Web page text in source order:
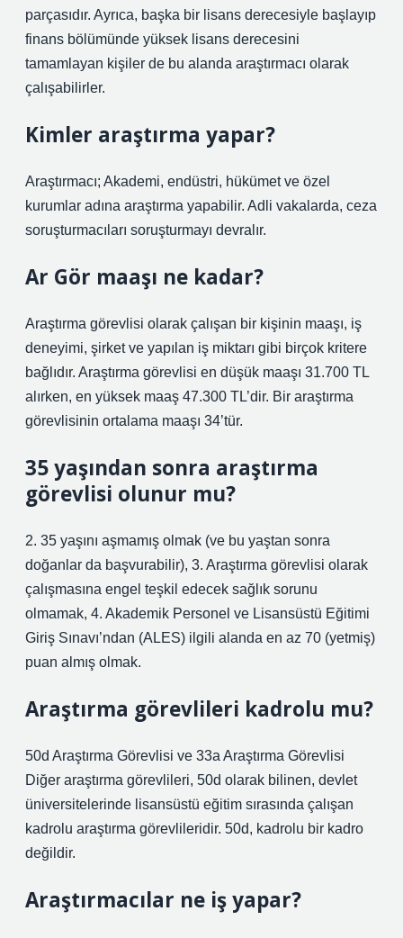
parçasıdır. Ayrıca, başka bir lisans derecesiyle başlayıp
finans bölümünde yüksek lisans derecesini
tamamlayan kişiler de bu alanda araştırmacı olarak
çalışabilirler.
Kimler araştırma yapar?
Araştırmacı; Akademi, endüstri, hükümet ve özel
kurumlar adına araştırma yapabilir. Adli vakalarda, ceza
soruşturmacıları soruşturmayı devralır.
Ar Gör maaşı ne kadar?
Araştırma görevlisi olarak çalışan bir kişinin maaşı, iş
deneyimi, şirket ve yapılan iş miktarı gibi birçok kritere
bağlıdır. Araştırma görevlisi en düşük maaşı 31.700 TL
alırken, en yüksek maaş 47.300 TL’dir. Bir araştırma
görevlisinin ortalama maaşı 34’tür.
35 yaşından sonra araştırma
görevlisi olunur mu?
2. 35 yaşını aşmamış olmak (ve bu yaştan sonra
doğanlar da başvurabilir), 3. Araştırma görevlisi olarak
çalışmasına engel teşkil edecek sağlık sorunu
olmamak, 4. Akademik Personel ve Lisansüstü Eğitimi
Giriş Sınavı’ndan (ALES) ilgili alanda en az 70 (yetmiş)
puan almış olmak.
Araştırma görevlileri kadrolu mu?
50d Araştırma Görevlisi ve 33a Araştırma Görevlisi
Diğer araştırma görevlileri, 50d olarak bilinen, devlet
üniversitelerinde lisansüstü eğitim sırasında çalışan
kadrolu araştırma görevlileridir. 50d, kadrolu bir kadro
değildir.
Araştırmacılar ne iş yapar?